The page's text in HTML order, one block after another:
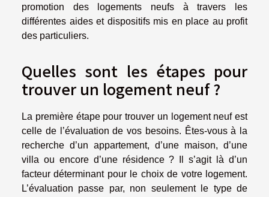
promotion des logements neufs à travers les
différentes aides et dispositifs mis en place au profit
des particuliers.
Quelles sont les étapes pour
trouver un logement neuf ?
La première étape pour trouver un logement neuf est
celle de l’évaluation de vos besoins. Êtes-vous à la
recherche d’un appartement, d’une maison, d’une
villa ou encore d’une résidence ? Il s’agit là d’un
facteur déterminant pour le choix de votre logement.
L’évaluation passe par, non seulement le type de